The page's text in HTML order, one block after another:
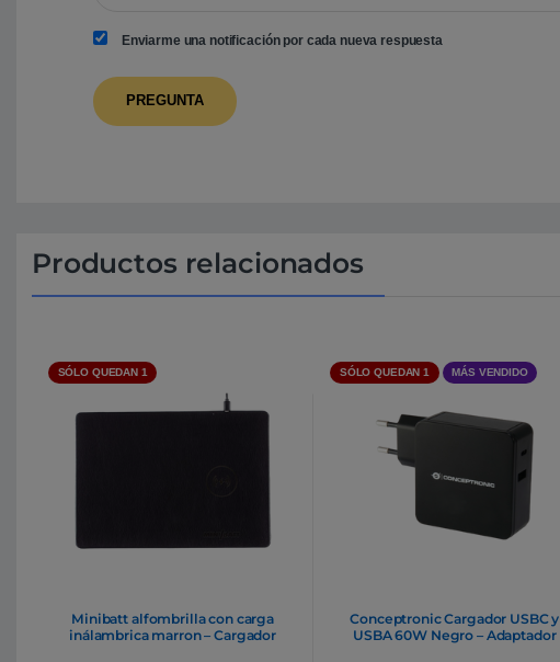
Enviarme una notificación por cada nueva respuesta
Productos relacionados
SÓLO QUEDAN 1
Minibatt alfombrilla con carga
inálambrica marron – Cargador
SÓLO QUEDAN 1 MÁS VENDIDO
Conceptronic Cargador USBC y
USBA 60W Negro – Adaptador